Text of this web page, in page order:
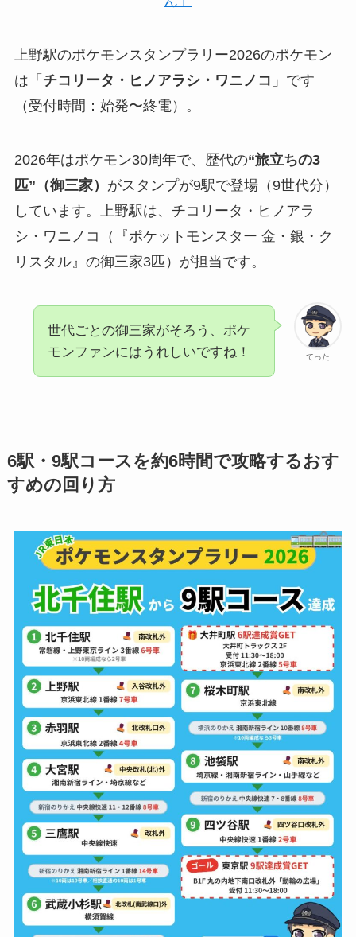
上野駅のポケモンスタンプラリー2026のポケモン
は「 チコリータ・ヒノアラシ・ワニノコ 」です
（受付時間：始発〜終電）。
2026年はポケモン30周年で、歴代の“旅立ちの3
匹”（御三家） がスタンプが9駅で登場（9世代分）
しています。上野駅は、チコリータ・ヒノアラ
シ・ワニノコ（『ポケットモンスター 金・銀・ク
リスタル』の御三家3匹）が担当です。
てった
世代ごとの御三家がそろう、ポケ
モンファンにはうれしいですね！
6駅・9駅コースを約6時間で攻略するおす
すめの回り方